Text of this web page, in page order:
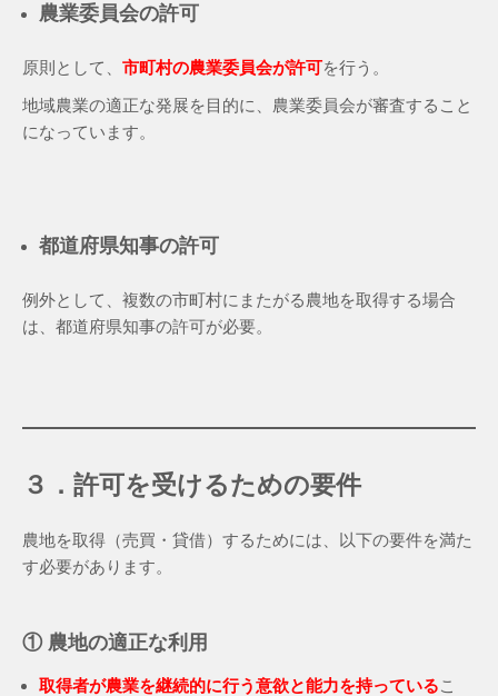
農業委員会の許可
原則として、 市町村の農業委員会が許可を行う。
地域農業の適正な発展を目的に、農業委員会が審査すること
になっています。
都道府県知事の許可
例外として、複数の市町村にまたがる農地を取得する場合
は、都道府県知事の許可が必要。
３．許可を受けるための要件
農地を取得（売買・貸借）するためには、以下の要件を満た
す必要があります。
① 農地の適正な利用
取得者が農業を継続的に行う意欲と能力を持っているこ